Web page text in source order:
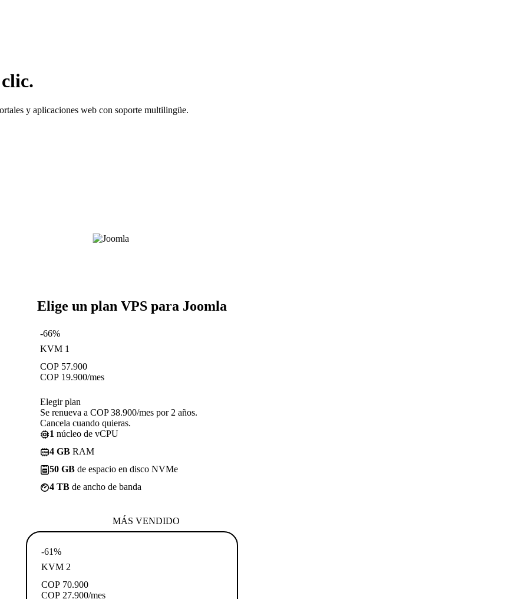
y aplicaciones web con soporte multilingüe.
Elige un plan VPS para Joomla
-66%
KVM 1
COP 57.900
COP 19.900/mes
Elegir plan
Se renueva a COP 38.900/mes por 2 años.
Cancela cuando quieras.
1 núcleo de vCPU
4 GB RAM
50 GB de espacio en disco NVMe
4 TB de ancho de banda
MÁS VENDIDO
-61%
KVM 2
COP 70.900
COP 27.900/mes